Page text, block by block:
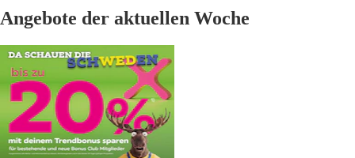
Angebote der aktuellen Woche